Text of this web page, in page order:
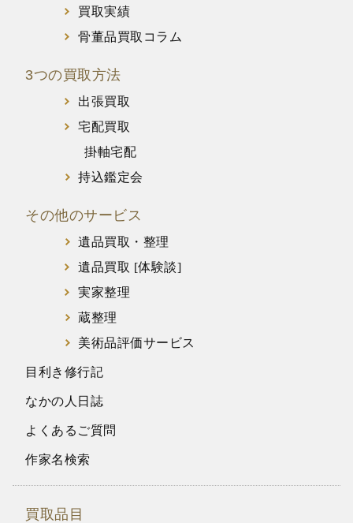
買取実績
骨董品買取コラム
3つの買取方法
出張買取
宅配買取
掛軸宅配
持込鑑定会
その他のサービス
遺品買取・整理
遺品買取 [体験談]
実家整理
蔵整理
美術品評価サービス
目利き修行記
なかの人日誌
よくあるご質問
作家名検索
買取品目